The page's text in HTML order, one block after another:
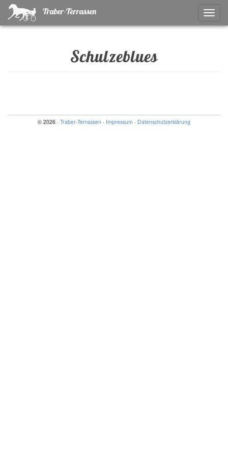
ein-/
Traber-Terrassen
Schulzeblues
© 2026 · Traber-Terrassen · Impressum · Datenschutzerklärung